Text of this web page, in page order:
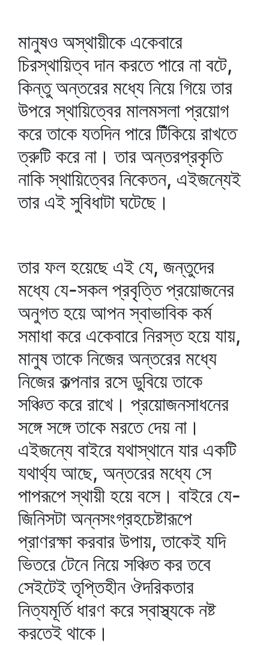
মানুষও অস্থায়ীকে একেবারে
চিরস্থায়িত্ব দান করতে পারে না বটে,
কিন্তু অন্তরের মধ্যে নিয়ে গিয়ে তার
উপরে স্থায়িত্বের মালমসলা প্রয়োগ
করে তাকে যতদিন পারে টিঁকিয়ে রাখতে
ত্রুটি করে না। তার অন্তরপ্রকৃতি
নাকি স্থায়িত্বের নিকেতন, এইজন্যেই
তার এই সুবিধাটা ঘটেছে।
তার ফল হয়েছে এই যে, জন্তুদের
মধ্যে যে-সকল প্রবৃত্তি প্রয়োজনের
অনুগত হয়ে আপন স্বাভাবিক কর্ম
সমাধা করে একেবারে নিরস্ত হয়ে যায়,
মানুষ তাকে নিজের অন্তরের মধ্যে
নিজের কল্পনার রসে ডুবিয়ে তাকে
সঞ্চিত করে রাখে। প্রয়োজনসাধনের
সঙ্গে সঙ্গে তাকে মরতে দেয় না।
এইজন্যে বাইরে যথাস্থানে যার একটি
যথার্থ্য আছে, অন্তরের মধ্যে সে
পাপরূপে স্থায়ী হয়ে বসে। বাইরে যে-
জিনিসটা অন্নসংগ্রহচেষ্টারূপে
প্রাণরক্ষা করবার উপায়, তাকেই যদি
ভিতরে টেনে নিয়ে সঞ্চিত কর তবে
সেইটেই তৃপ্তিহীন ঔদরিকতার
নিত্যমূর্তি ধারণ করে স্বাস্থ্যকে নষ্ট
করতেই থাকে।